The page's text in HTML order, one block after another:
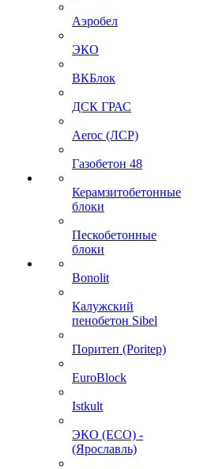
Аэробел
ЭКО
ВКБлок
ДСК ГРАС
Aeroc (ЛСР)
Газобетон 48
Керамзитобетонные
блоки
Пескобетонные
блоки
Bonolit
Калужский
пенобетон Sibel
Поритеп (Poritep)
EuroBlock
Istkult
ЭКО (ECO) -
(Ярославль)